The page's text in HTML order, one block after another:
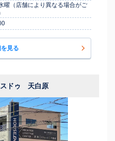
曜（店舗により異なる場合がご
見る
ドゥ 天白原